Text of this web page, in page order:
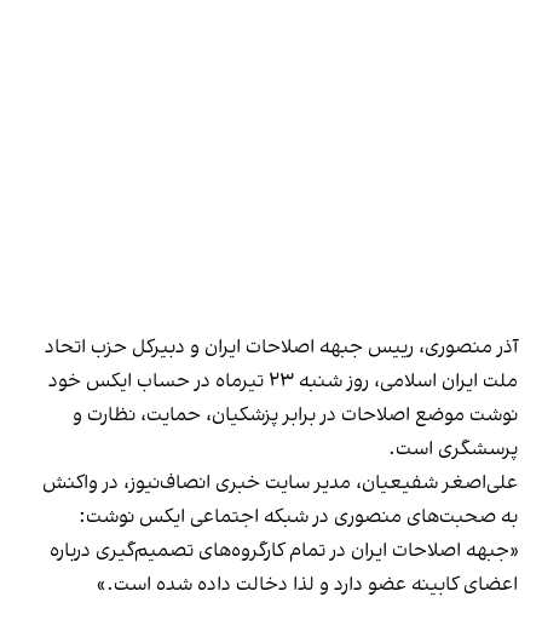
آذر منصوری، رییس جبهه اصلاحات ایران و دبیرکل حزب اتحاد
ملت ایران اسلامی، روز شنبه ۲۳ تیرماه در حساب ایکس خود
نوشت موضع اصلاحات در برابر پزشکیان، حمایت، نظارت و
پرسشگری است.
علی‌اصغر شفیعیان، مدیر سایت خبری انصاف‌نیوز، در واکنش
به صحبت‌های منصوری در شبکه اجتماعی ایکس نوشت:
«جبهه اصلاحات ایران در تمام کارگروه‌های تصمیم‌گیری درباره‌
اعضای کابینه عضو دارد و لذا دخالت داده شده است.»